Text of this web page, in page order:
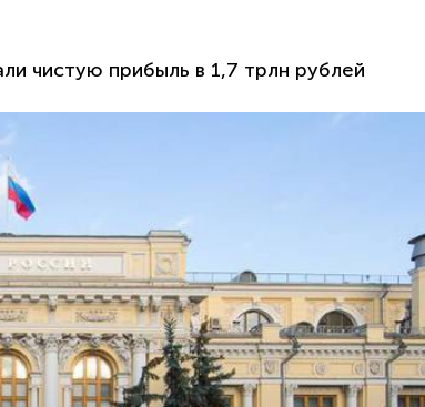
чистую прибыль в 1,7 трлн рублей